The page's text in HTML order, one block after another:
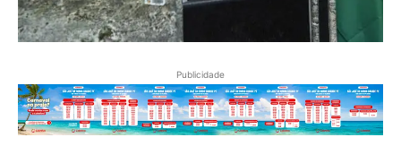
Publicidade